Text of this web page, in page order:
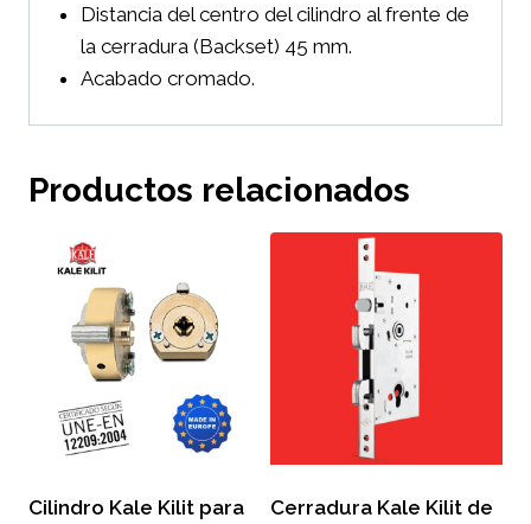
Distancia del centro del cilindro al frente de
la cerradura (Backset) 45 mm.
Acabado cromado.
Productos relacionados
Cilindro Kale Kilit para
Cerradura Kale Kilit de